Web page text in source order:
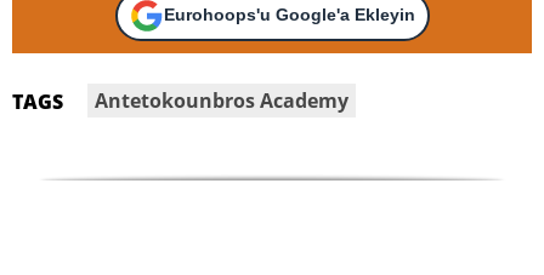
Eurohoops'u Google'a Ekleyin
TAGS Antetokounbros Academy